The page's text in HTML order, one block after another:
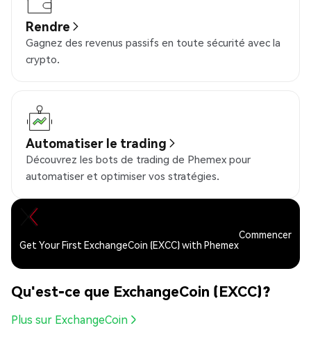
Rendre
Gagnez des revenus passifs en toute sécurité avec la
crypto.
Automatiser le trading
Découvrez les bots de trading de Phemex pour
automatiser et optimiser vos stratégies.
Get Your First ExchangeCoin (EXCC) with Phemex
Commencer
Qu'est-ce que ExchangeCoin (EXCC)?
Plus sur ExchangeCoin